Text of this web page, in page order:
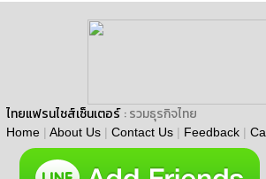
ไทยแฟรนไชส์เซ็นเตอร์ : รวมธุรกิจไทย
Home | About Us | Contact Us | Feedback |